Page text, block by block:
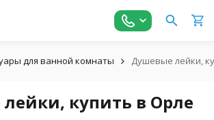
для ванной комнаты Душевые лейки,
купить в Орле